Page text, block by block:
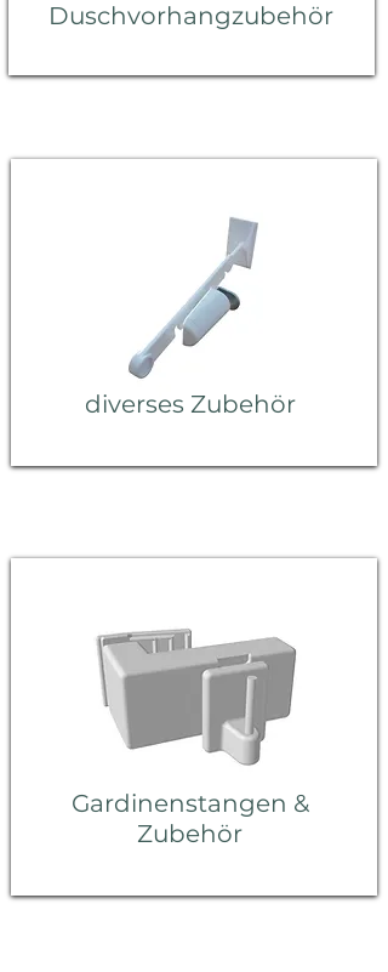
Duschvorhangzubehör
diverses Zubehör
Gardinenstangen &
Zubehör